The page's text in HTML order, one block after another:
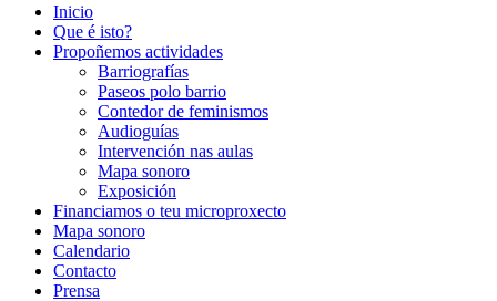
Inicio
Que é isto?
Propoñemos actividades
Barriografías
Paseos polo barrio
Contedor de feminismos
Audioguías
Intervención nas aulas
Mapa sonoro
Exposición
Financiamos o teu microproxecto
Mapa sonoro
Calendario
Contacto
Prensa